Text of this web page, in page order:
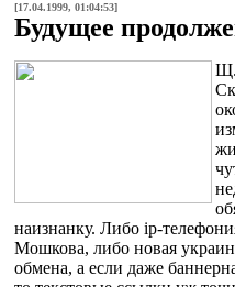
[17.04.1999, 01:04:53]
Будущее
наизнанку. Либо ip-
Мошкова, либо новая
обмена, а если даже